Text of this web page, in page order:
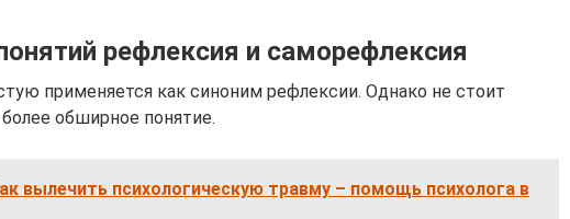
рефлексия и саморефлексия
применяется как синоним рефлексии. Однако не стоит
обширное понятие.
вылечить психологическую травму – помощь психолога в